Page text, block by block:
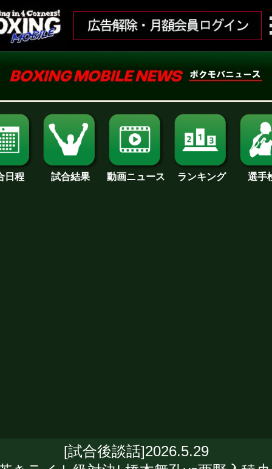
日程 試合結果 動画ニュース ランキング 選手
[試合後談話]2026.5.29